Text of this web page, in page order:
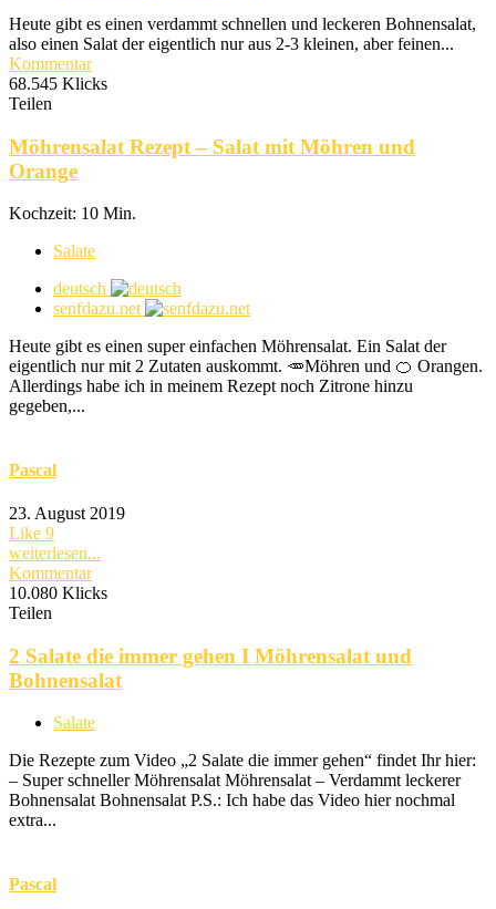
Heute gibt es einen verdammt schnellen und leckeren Bohnensalat,
also einen Salat der eigentlich nur aus 2-3 kleinen, aber feinen...
Kommentar
68.545 Klicks
Teilen
Möhrensalat Rezept – Salat mit Möhren und
Orange
Kochzeit: 10 Min.
Salate
deutsch
senfdazu.net
Heute gibt es einen super einfachen Möhrensalat. Ein Salat der
eigentlich nur mit 2 Zutaten auskommt. 🥕Möhren und 🍊 Orangen.
Allerdings habe ich in meinem Rezept noch Zitrone hinzu
gegeben,...
Pascal
23. August 2019
Like 9
weiterlesen...
Kommentar
10.080 Klicks
Teilen
2 Salate die immer gehen I Möhrensalat und
Bohnensalat
Salate
Die Rezepte zum Video „2 Salate die immer gehen“ findet Ihr hier:
– Super schneller Möhrensalat Möhrensalat – Verdammt leckerer
Bohnensalat Bohnensalat P.S.: Ich habe das Video hier nochmal
extra...
Pascal